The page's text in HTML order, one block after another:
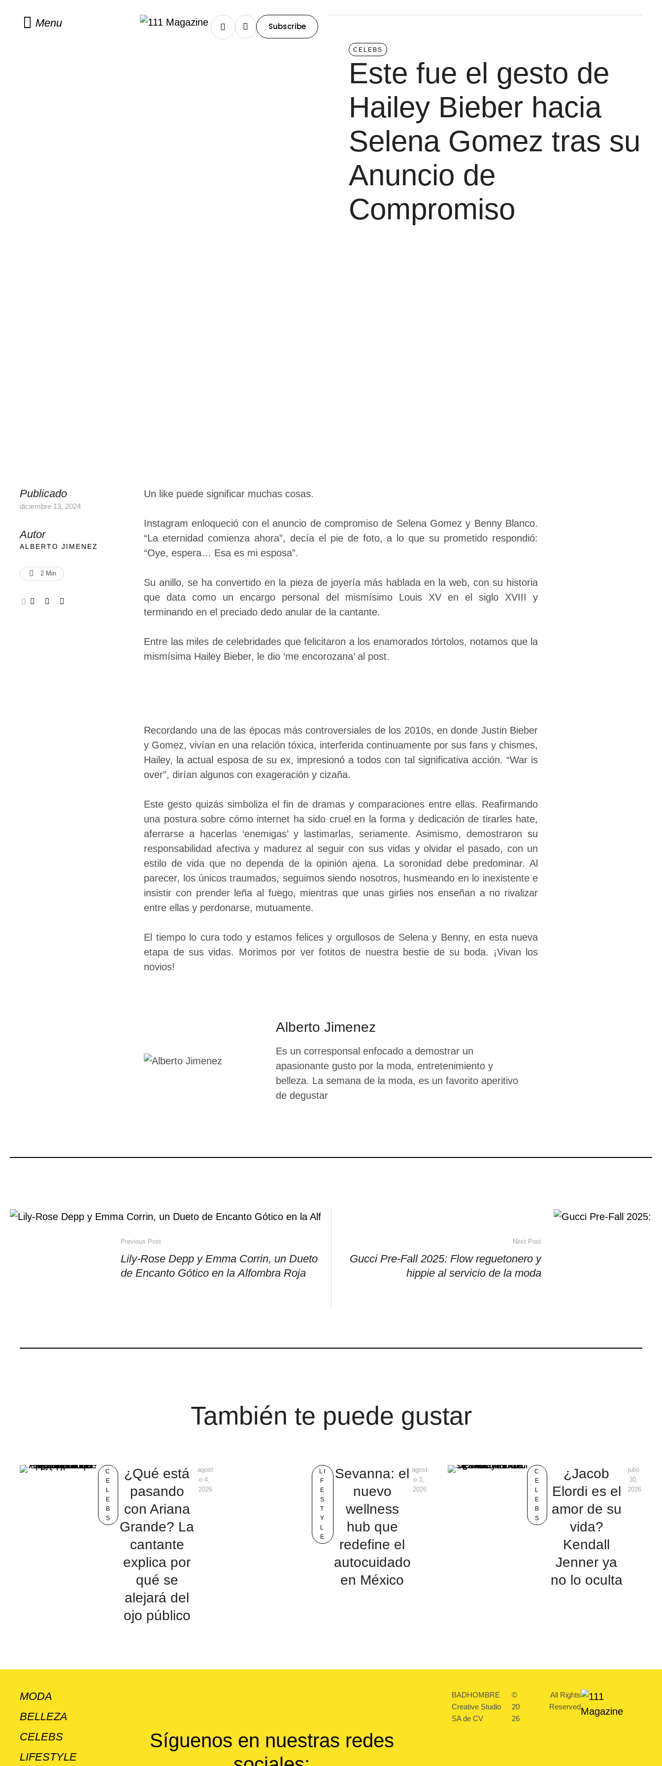
Menu Subscribe
CELEBS
Este fue el gesto de
Hailey Bieber hacia
Selena Gomez tras su
Anuncio de
Compromiso
Publicado
diciembre 13, 2024
Autor
ALBERTO JIMENEZ
2 Min
Un like puede significar muchas cosas.
Instagram enloqueció con el anuncio de compromiso de Selena Gomez y Benny Blanco.
“La eternidad comienza ahora”, decía el pie de foto, a lo que su prometido respondió:
“Oye, espera… Esa es mi esposa”.
Su anillo, se ha convertido en la pieza de joyería más hablada en la web, con su historia
que data como un encargo personal del mismísimo Louis XV en el siglo XVIII y
terminando en el preciado dedo anular de la cantante.
Entre las miles de celebridades que felicitaron a los enamorados tórtolos, notamos que la
mismísima Hailey Bieber, le dio ‘me encorozana’ al post.
Recordando una de las épocas más controversiales de los 2010s, en donde Justin Bieber
y Gomez, vivían en una relación tóxica, interferida continuamente por sus fans y chismes,
Hailey, la actual esposa de su ex, impresionó a todos con tal significativa acción. “War is
over”, dirían algunos con exageración y cizaña.
Este gesto quizás simboliza el fin de dramas y comparaciones entre ellas. Reafirmando
una postura sobre cómo internet ha sido cruel en la forma y dedicación de tirarles hate,
aferrarse a hacerlas ‘enemigas’ y lastimarlas, seriamente. Asimismo, demostraron su
responsabilidad afectiva y madurez al seguir con sus vidas y olvidar el pasado, con un
estilo de vida que no dependa de la opinión ajena. La soronidad debe predominar.Al
parecer, los únicos traumados, seguimos siendo nosotros, husmeando en lo inexistente e
insistir con prender leña al fuego, mientras que unas girlies nos enseñan a no rivalizar
entre ellas y perdonarse, mutuamente.
El tiempo lo cura todo y estamos felices y orgullosos de Selena y Benny, en esta nueva
etapa de sus vidas. Morimos por ver fotitos de nuestra bestie de su boda. ¡Vivan los
novios!
Alberto Jimenez
Es un corresponsal enfocado a demostrar un
apasionante gusto por la moda, entretenimiento y
belleza. La semana de la moda, es un favorito aperitivo
de degustar
Previous Post
Lily-Rose Depp y Emma Corrin, un Dueto
de Encanto Gótico en la Alfombra Roja
Next Post
Gucci Pre-Fall 2025: Flow reguetonero y
hippie al servicio de la moda
También te puede gustar
C
E
L
E
B
S
¿Qué está
pasando
con Ariana
Grande? La
cantante
explica por
qué se
alejará del
ojo público
agost
o 4,
2026
LI
F
E
S
T
Y
L
E
Sevanna: el
nuevo
wellness
hub que
redefine el
autocuidado
en México
agost
o 3,
2026
C
E
L
E
B
S
¿Jacob
Elordi es el
amor de su
vida?
Kendall
Jenner ya
no lo oculta
julio
30,
2026
MODA
BELLEZA
CELEBS
LIFESTYLE
Síguenos en nuestras redes
BADHOMBRE
Creative Studio
SA de CV
©
20
26
All Rights
Reserved